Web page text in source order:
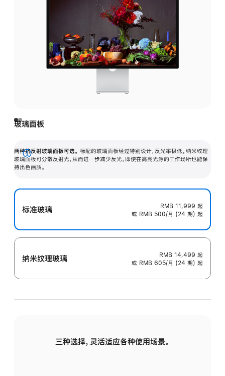
玻璃面板
两种抗反射玻璃面板可选。 标配的玻璃面板经过特别设计，反光率极低。纳米纹理
玻璃面板可分散反射光，从而进一步减少反光，即使在高亮光源的工作场所也能保
持出色画质。
展
开
标准玻璃 RMB 11,999 起
或 RMB 500/月 (24 期) 起
纳米纹理玻璃 RMB 14,499 起
或 RMB 605/月 (24 期) 起
三种选择，灵活适应各种使用场景。